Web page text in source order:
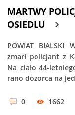
MARTWY
OSIEDLU
POWIAT BIALSKI
zmarł policjant z
Na ciało 44-
rano dozorca na
0 1662